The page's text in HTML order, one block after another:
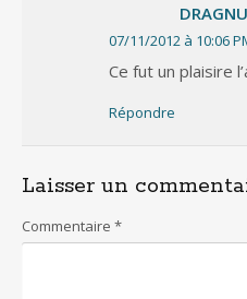
07/11/2012 à 10:06
Ce fut un plaisire
Répondre
Laisser un
Commentaire *